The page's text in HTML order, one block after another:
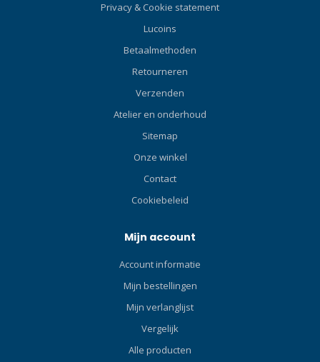
wanneer deze
ondergedompeld is of door
golven wordt getroffen. Klik
de ABC-set!De SP0101
Hyperdry Elite II-snorkel
combineert alle beste
snorkels in één. Met een
droge bovenkant met laag
ontluchtingskamer was
eenvoudig.
Privacy & Cookie statement
Lucoins
Betaalmethoden
Retourneren
Verzenden
Atelier en onderhoud
Sitemap
Onze winkel
Contact
Cookiebeleid
Mijn account
Account informatie
Mijn bestellingen
Mijn verlanglijst
Vergelijk
Alle producten